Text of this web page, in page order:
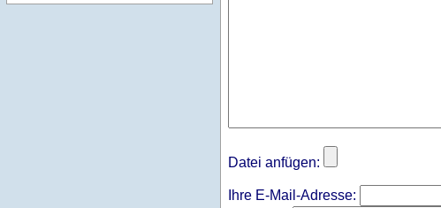
Datei anfügen:
Ihre E-Mail-Adresse: